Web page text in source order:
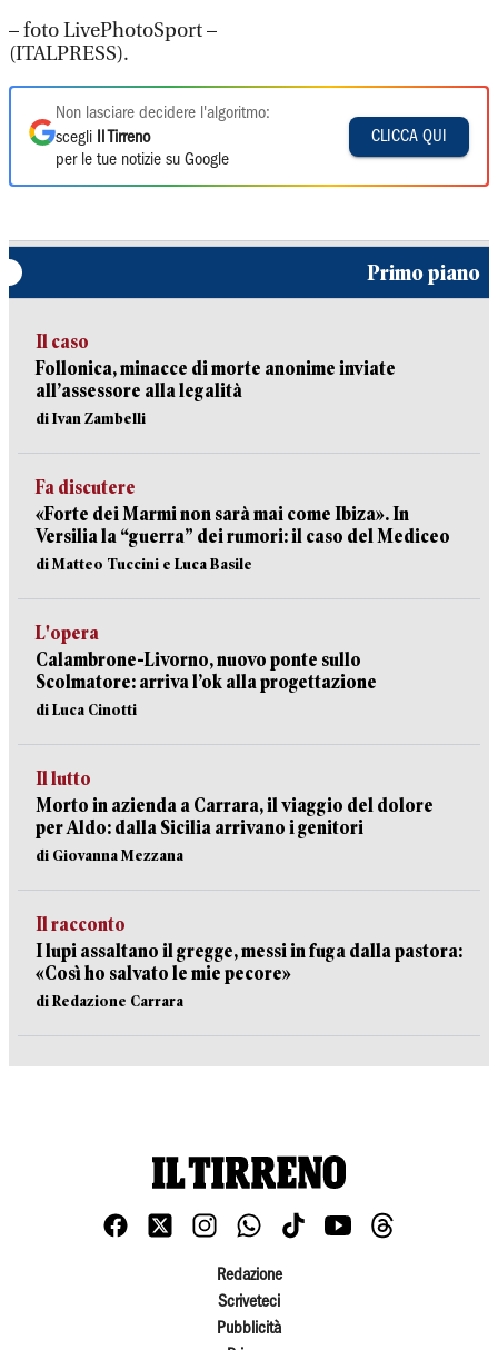
– foto LivePhotoSport –
(ITALPRESS).
Non lasciare decidere l'algoritmo:
scegli
Il Tirreno
per le tue notizie su Google
CLICCA QUI
Primo piano
Il caso
Follonica, minacce di morte anonime inviate
all’assessore alla legalità
di Ivan Zambelli
Fa discutere
«Forte dei Marmi non sarà mai come Ibiza». In
Versilia la “guerra” dei rumori: il caso del Mediceo
di Matteo Tuccini e Luca Basile
L'opera
Calambrone-Livorno, nuovo ponte sullo
Scolmatore: arriva l’ok alla progettazione
di Luca Cinotti
Il lutto
Morto in azienda a Carrara, il viaggio del dolore
per Aldo: dalla Sicilia arrivano i genitori
di Giovanna Mezzana
Il racconto
I lupi assaltano il gregge, messi in fuga dalla pastora:
«Così ho salvato le mie pecore»
di Redazione Carrara
Redazione
Scriveteci
Pubblicità